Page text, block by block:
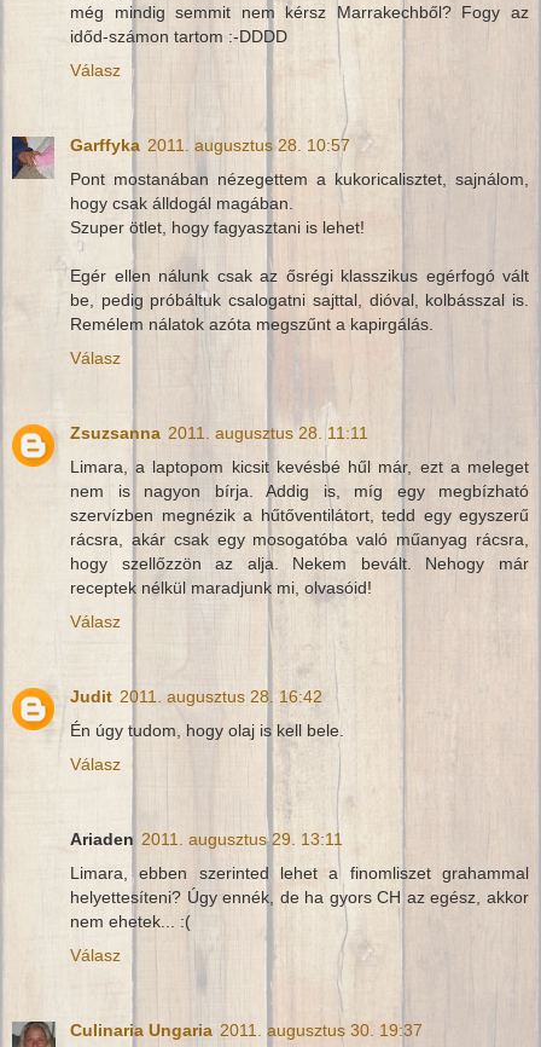
még mindig semmit nem kérsz Marrakechből? Fogy az
időd-számon tartom :-DDDD
Válasz
Garffyka 2011. augusztus 28. 10:57
Pont mostanában nézegettem a kukoricalisztet, sajnálom,
hogy csak álldogál magában.
Szuper ötlet, hogy fagyasztani is lehet!
Egér ellen nálunk csak az ősrégi klasszikus egérfogó vált
be, pedig próbáltuk csalogatni sajttal, dióval, kolbásszal is.
Remélem nálatok azóta megszűnt a kapirgálás.
Válasz
Zsuzsanna 2011. augusztus 28. 11:11
Limara, a laptopom kicsit kevésbé hűl már, ezt a meleget
nem is nagyon bírja. Addig is, míg egy megbízható
szervízben megnézik a hűtőventilátort, tedd egy egyszerű
rácsra, akár csak egy mosogatóba való műanyag rácsra,
hogy szellőzzön az alja. Nekem bevált. Nehogy már
receptek nélkül maradjunk mi, olvasóid!
Válasz
Judit 2011. augusztus 28. 16:42
Én úgy tudom, hogy olaj is kell bele.
Válasz
Ariaden 2011. augusztus 29. 13:11
Limara, ebben szerinted lehet a finomliszet grahammal
helyettesíteni? Úgy ennék, de ha gyors CH az egész, akkor
nem ehetek... :(
Válasz
Culinaria Ungaria 2011. augusztus 30. 19:37